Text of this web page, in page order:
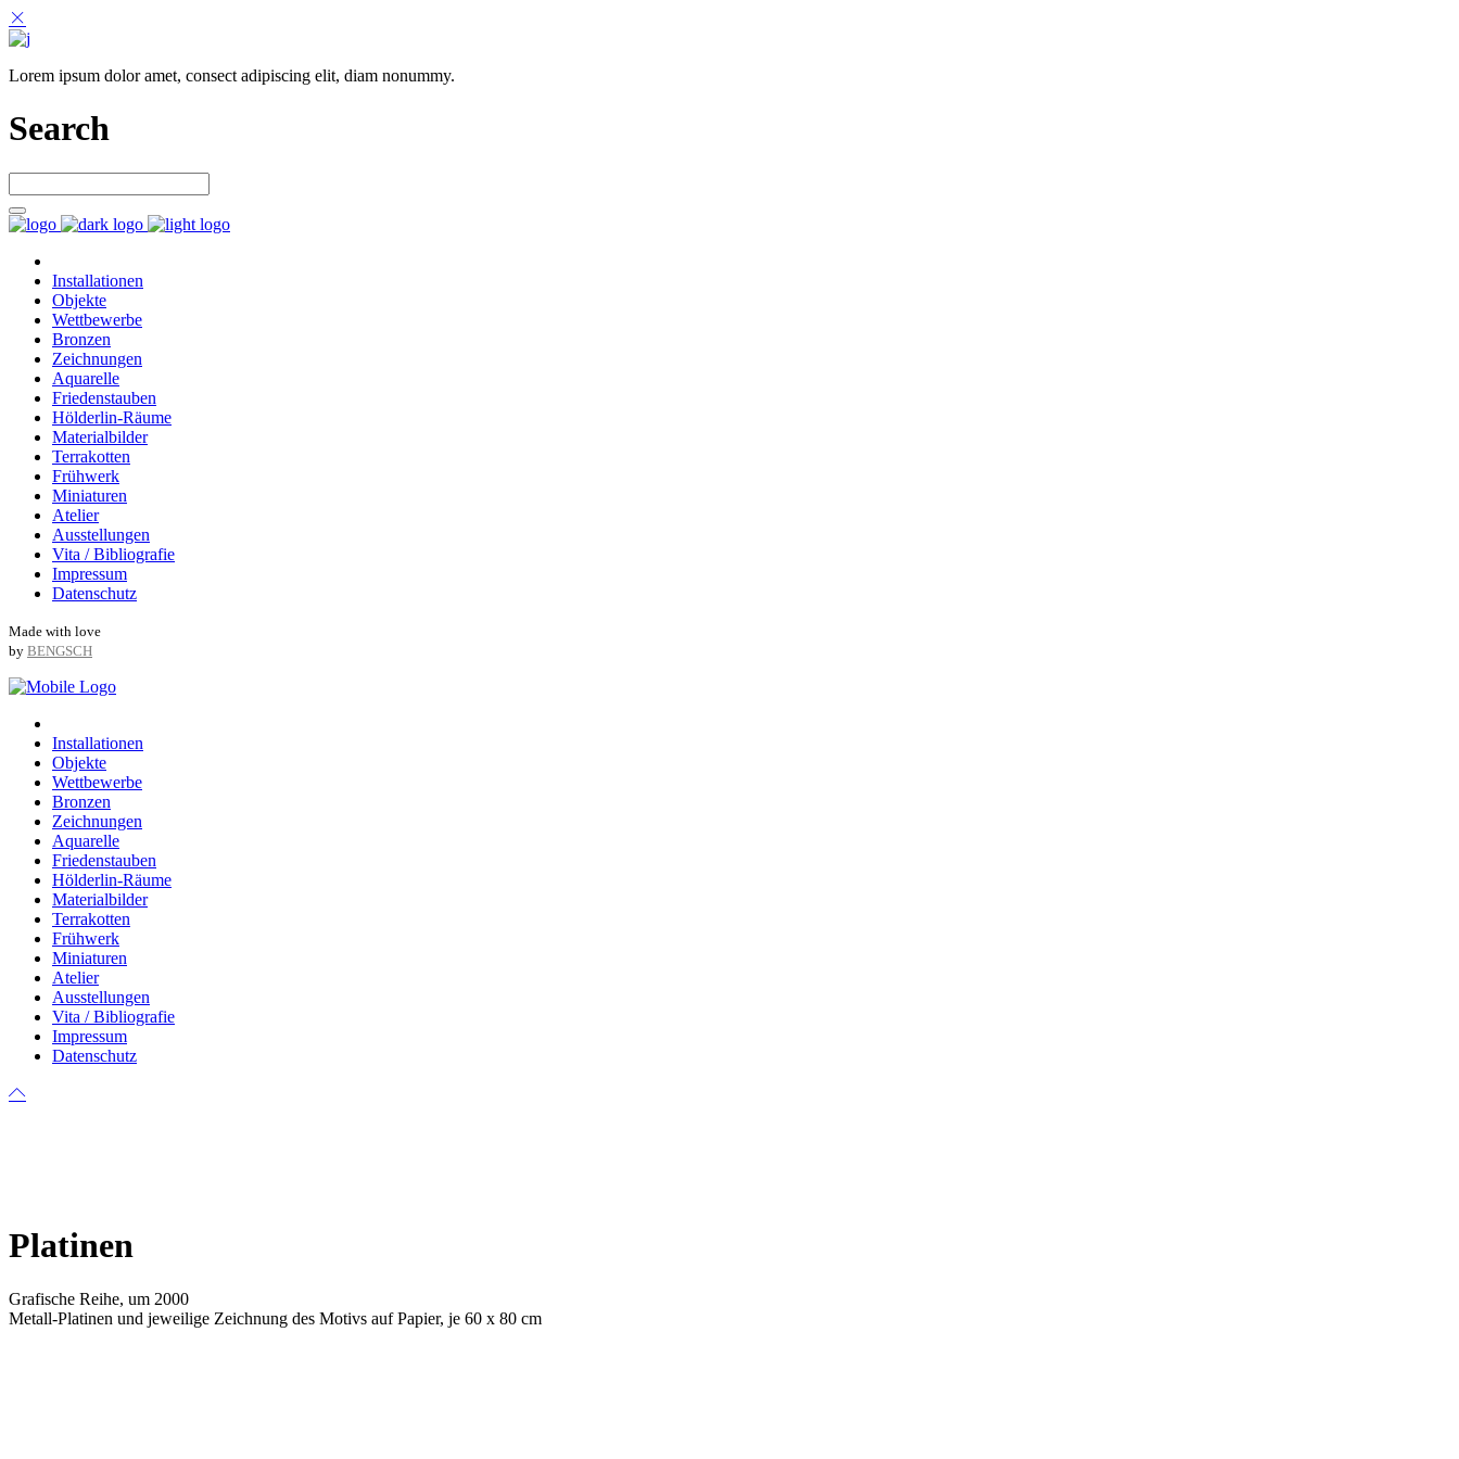
Lorem ipsum dolor amet, consect adipiscing elit, diam nonummy.
Search
Installationen
Objekte
Wettbewerbe
Bronzen
Zeichnungen
Aquarelle
Friedenstauben
Hölderlin-Räume
Materialbilder
Terrakotten
Frühwerk
Miniaturen
Atelier
Ausstellungen
Vita / Bibliografie
Impressum
Datenschutz
Made with love
by BENGSCH
Installationen
Objekte
Wettbewerbe
Bronzen
Zeichnungen
Aquarelle
Friedenstauben
Hölderlin-Räume
Materialbilder
Terrakotten
Frühwerk
Miniaturen
Atelier
Ausstellungen
Vita / Bibliografie
Impressum
Datenschutz
Platinen
Grafische Reihe, um 2000
Metall-Platinen und jeweilige Zeichnung des Motivs auf Papier, je 60 x 80 cm